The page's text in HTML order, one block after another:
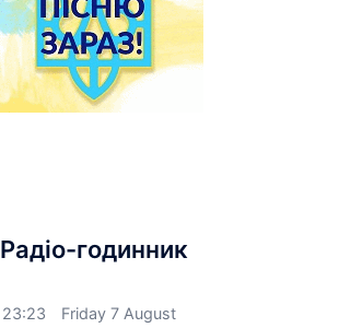
Радіо-годинник
23:23 Friday 7 August